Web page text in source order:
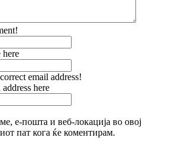
here
email address!
here
е-пошта и веб-локација во овој
пат кога ќе коментирам.